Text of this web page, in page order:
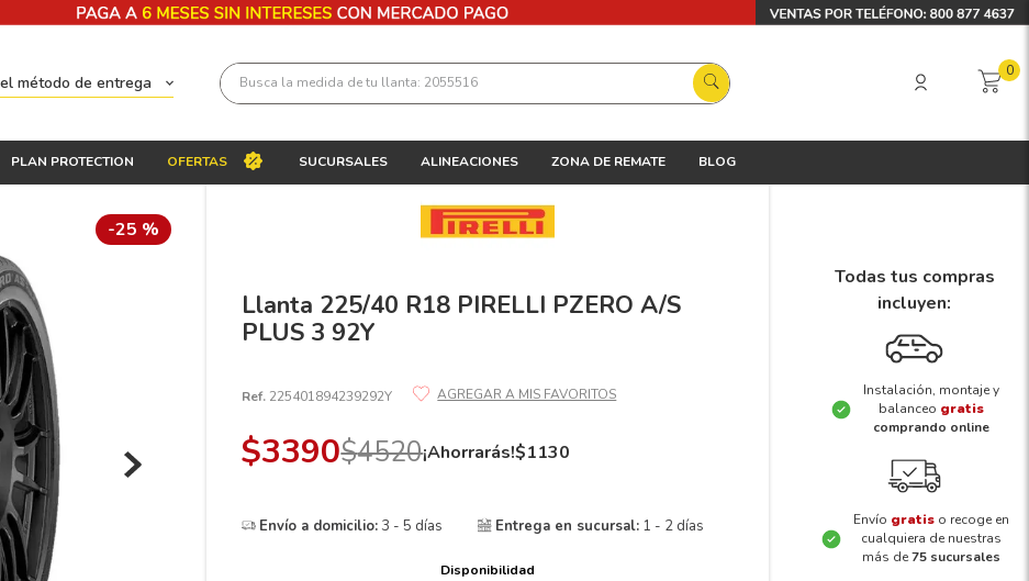
método de entrega Busca la medida de tu llanta: 2055516 0
PLAN PROTECTION OFERTAS SUCURSALES ALINEACIONES ZONA DE REMATE BLOG
-25 %
Llanta 225/40 R18 PIRELLI PZERO A/S
PLUS 3 92Y
Ref. 225401894239292Y
$3390$4520¡Ahorrarás!$1130
Envío a domicilio:3 - 5 días Entrega en sucursal: 1 - 2 días
Disponibilidad
Todas tus compras
incluyen:
Instalación, montaje y
balanceo gratis
comprando online
Envío gratis o recoge en
cualquiera de nuestras
más de75 sucursales
Términos más buscados
195 65 15